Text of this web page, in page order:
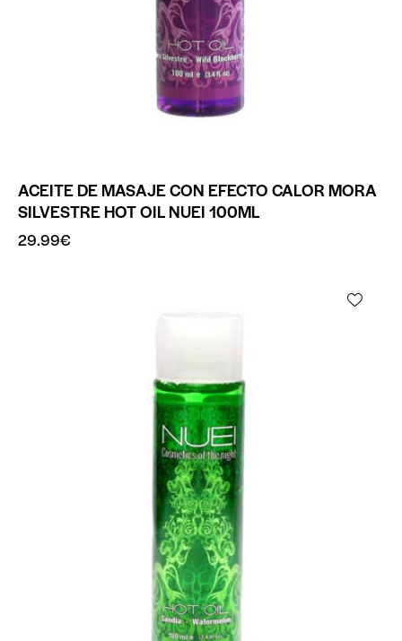
ACEITE DE MASAJE CON EFECTO CALOR MORA
SILVESTRE HOT OIL NUEI 100ML
29.99€